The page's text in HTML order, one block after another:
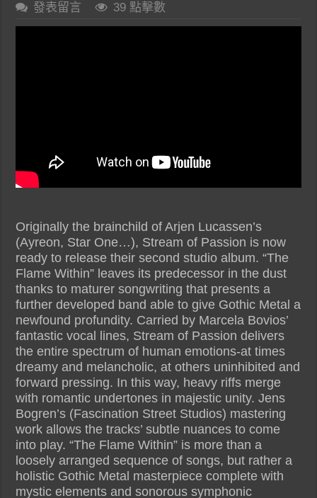
發表留言
39 點擊數
Originally the brainchild of Arjen Lucassen’s
(Ayreon, Star One…), Stream of Passion is now
ready to release their second studio album. “The
Flame Within” leaves its predecessor in the dust
thanks to maturer songwriting that presents a
further developed band able to give Gothic Metal a
newfound profundity. Carried by Marcela Bovios’
fantastic vocal lines, Stream of Passion delivers
the entire spectrum of human emotions-at times
dreamy and melancholic, at others uninhibited and
forward pressing. In this way, heavy riffs merge
with romantic undertones in majestic unity. Jens
Bogren’s (Fascination Street Studios) mastering
work allows the tracks’ subtle nuances to come
into play. “The Flame Within” is more than a
loosely arranged sequence of songs, but rather a
holistic Gothic Metal masterpiece complete with
mystic elements and sonorous symphonic